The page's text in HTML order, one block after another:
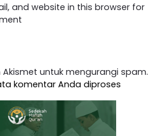
and website in this browser for
untuk mengurangi spam.
komentar Anda diproses